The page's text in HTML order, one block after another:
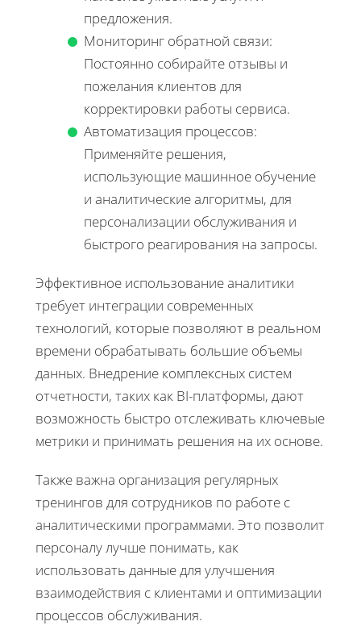
предложения.
Мониторинг обратной связи:
Постоянно собирайте отзывы и
пожелания клиентов для
корректировки работы сервиса.
Автоматизация процессов:
Применяйте решения,
использующие машинное обучение
и аналитические алгоритмы, для
персонализации обслуживания и
быстрого реагирования на запросы.
Эффективное использование аналитики
требует интеграции современных
технологий, которые позволяют в реальном
времени обрабатывать большие объемы
данных. Внедрение комплексных систем
отчетности, таких как BI-платформы, дают
возможность быстро отслеживать ключевые
метрики и принимать решения на их основе.
Также важна организация регулярных
тренингов для сотрудников по работе с
аналитическими программами. Это позволит
персоналу лучше понимать, как
использовать данные для улучшения
взаимодействия с клиентами и оптимизации
процессов обслуживания.